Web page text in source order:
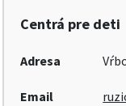
Centrá pre deti
Adresa
Email